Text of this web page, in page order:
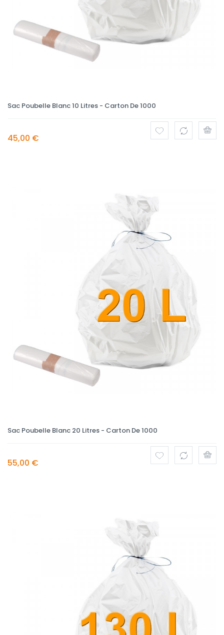
Sac Poubelle Blanc 10 Litres - Carton De 1000
45,00 €
Sac Poubelle Blanc 20 Litres - Carton De 1000
55,00 €